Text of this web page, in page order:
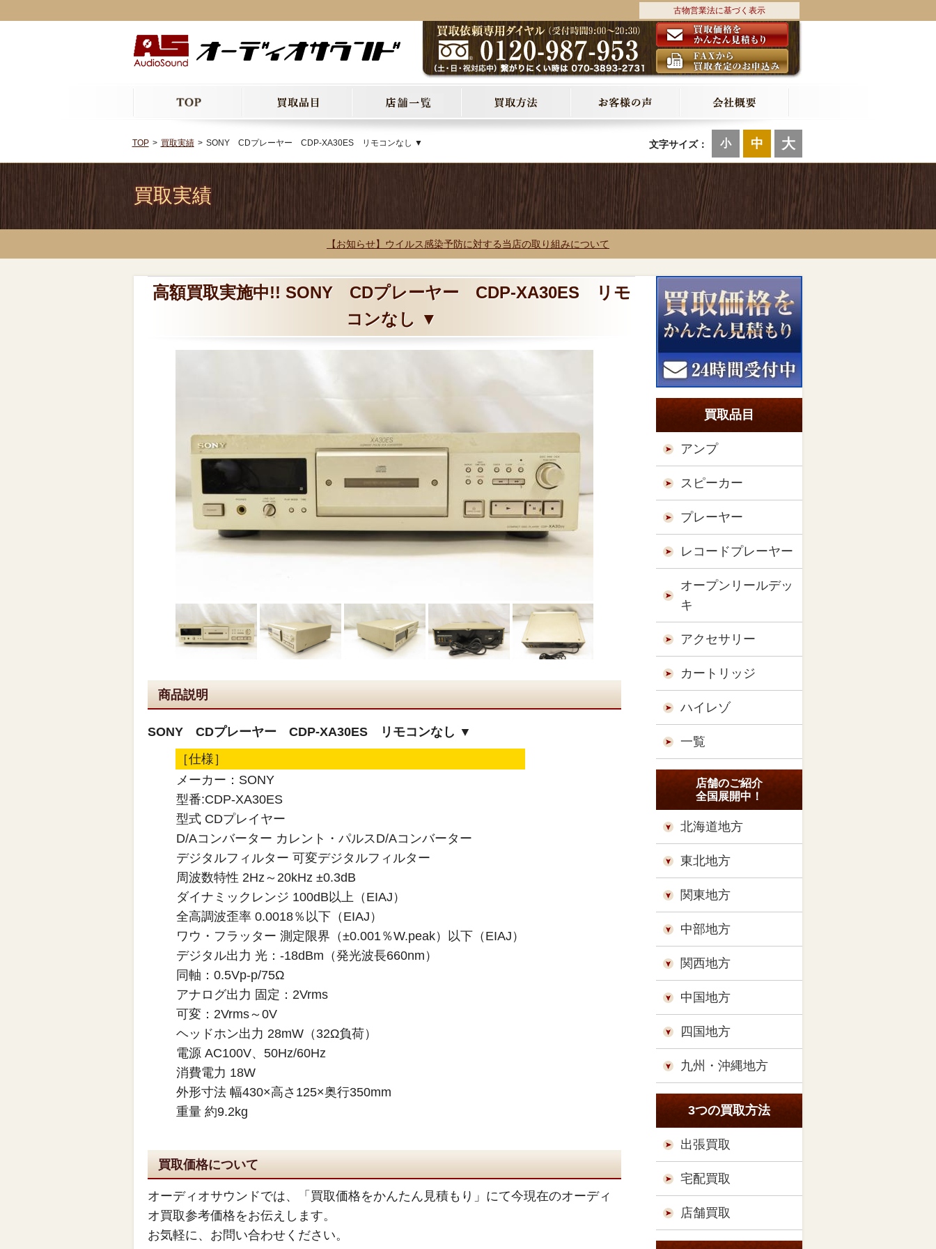
古物営業法に基づく表示
文字サイズ： 小 中 大
TOP 買取実績 SONY CDプレーヤー CDP-XA30ES リモコンなし ▼
買取実績
【お知らせ】ウイルス感染予防に対する当店の取り組みについて
高額買取実施中!! SONY CDプレーヤー CDP-XA30ES リモ
コンなし ▼
商品説明
SONY CDプレーヤー CDP-XA30ES リモコンなし ▼
［仕様］
メーカー：SONY
型番:CDP-XA30ES
型式 CDプレイヤー
D/Aコンバーター カレント・パルスD/Aコンバーター
デジタルフィルター 可変デジタルフィルター
周波数特性 2Hz～20kHz ±0.3dB
ダイナミックレンジ 100dB以上（EIAJ）
全高調波歪率 0.0018％以下（EIAJ）
ワウ・フラッター 測定限界（±0.001％W.peak）以下（EIAJ）
デジタル出力 光：-18dBm（発光波長660nm）
同軸：0.5Vp-p/75Ω
アナログ出力 固定：2Vrms
可変：2Vrms～0V
ヘッドホン出力 28mW（32Ω負荷）
電源 AC100V、50Hz/60Hz
消費電力 18W
外形寸法 幅430×高さ125×奥行350mm
重量 約9.2kg
買取価格について
オーディオサウンドでは、「買取価格をかんたん見積もり」にて今現在のオーディ
オ買取参考価格をお伝えします。
お気軽に、お問い合わせください。
買取品目
アンプ
スピーカー
プレーヤー
レコードプレーヤー
オープンリールデッ
キ
アクセサリー
カートリッジ
ハイレゾ
一覧
店舗のご紹介
全国展開中！
北海道地方
東北地方
関東地方
中部地方
関西地方
中国地方
四国地方
九州・沖縄地方
3つの買取方法
出張買取
宅配買取
店舗買取